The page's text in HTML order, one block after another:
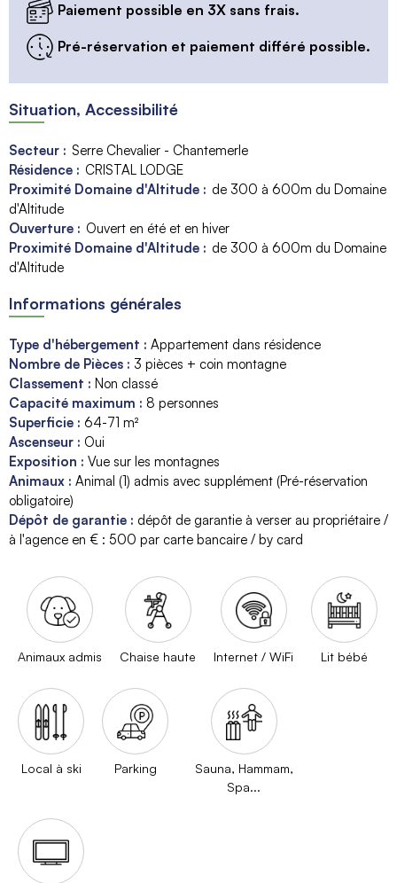
Paiement possible en 3X sans frais.
Pré-réservation et paiement différé possible.
Situation, Accessibilité
Secteur : Serre Chevalier - Chantemerle
Résidence : CRISTAL LODGE
Proximité Domaine d'Altitude : de 300 à 600m du Domaine
d'Altitude
Ouverture : Ouvert en été et en hiver
Proximité Domaine d'Altitude : de 300 à 600m du Domaine
d'Altitude
Informations générales
Type d'hébergement : Appartement dans résidence
Nombre de Pièces : 3 pièces + coin montagne
Classement : Non classé
Capacité maximum : 8 personnes
Superficie : 64-71 m²
Ascenseur : Oui
Exposition : Vue sur les montagnes
Animaux : Animal (1) admis avec supplément (Pré-réservation
obligatoire)
Dépôt de garantie : dépôt de garantie à verser au propriétaire /
à l'agence en € : 500 par carte bancaire / by card
Animaux admis Chaise haute Internet / WiFi Lit bébé
Local à ski Parking
Sauna, Hammam,
Spa...